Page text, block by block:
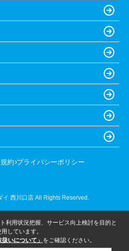
約 プライバシーポリシー
イ 西川口店 All Rights Reserved.
利用状況把握、サービス向上検討を目的と
しています。
扱いについて」 をご確認ください。